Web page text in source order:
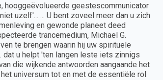
hooggeëvolueerde geestescommunicator
uzelf'... ... U bent zoveel meer dan u zich
en gewonde planeet deed
trancemedium, Michael G.
te brengen waarin hij uw spirituele
dat u helpt 'ten langen leste iets zinnigs
die wijkende antwoorden aangaande het
universum tot en met de essentiële rol